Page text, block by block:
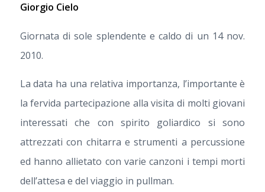
Giorgio Cielo
Giornata di sole splendente e caldo di un 14 nov.
2010.
La data ha una relativa importanza, l’importante è
la fervida partecipazione alla visita di molti giovani
interessati che con spirito goliardico si sono
attrezzati con chitarra e strumenti a percussione
ed hanno allietato con varie canzoni i tempi morti
dell’attesa e del viaggio in pullman.